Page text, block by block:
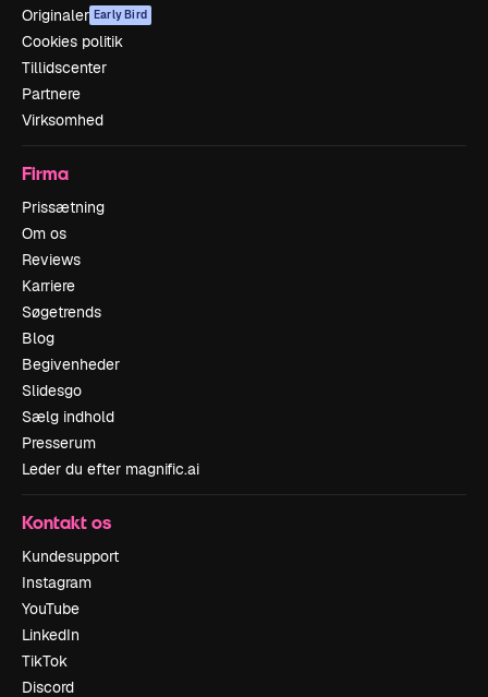
Originaler Early Bird
Cookies politik
Tillidscenter
Partnere
Virksomhed
Firma
Prissætning
Om os
Reviews
Karriere
Søgetrends
Blog
Begivenheder
Slidesgo
Sælg indhold
Presserum
Leder du efter magnific.ai
Kontakt os
Kundesupport
Instagram
YouTube
LinkedIn
TikTok
Discord